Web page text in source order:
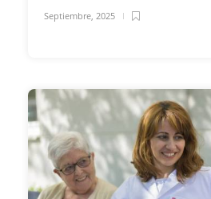
Septiembre, 2025